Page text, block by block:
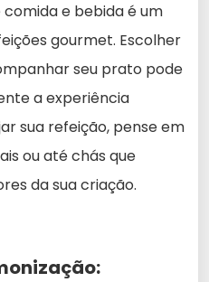
e bebida é um
gourmet. Escolher
seu prato pode
a experiência
sua refeição, pense em
ou até chás que
da sua criação.